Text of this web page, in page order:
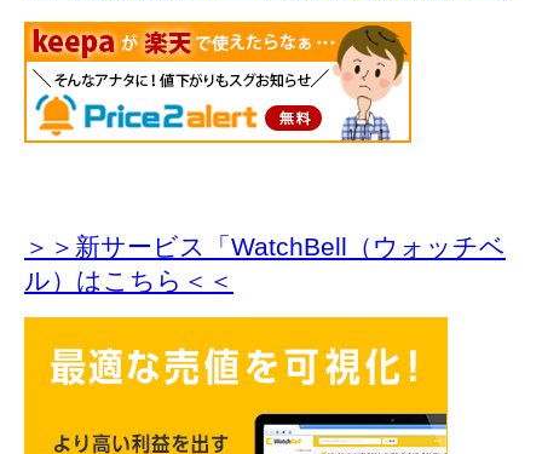
＞＞新サービス「WatchBell（ウォッチベ
ル）はこちら＜＜